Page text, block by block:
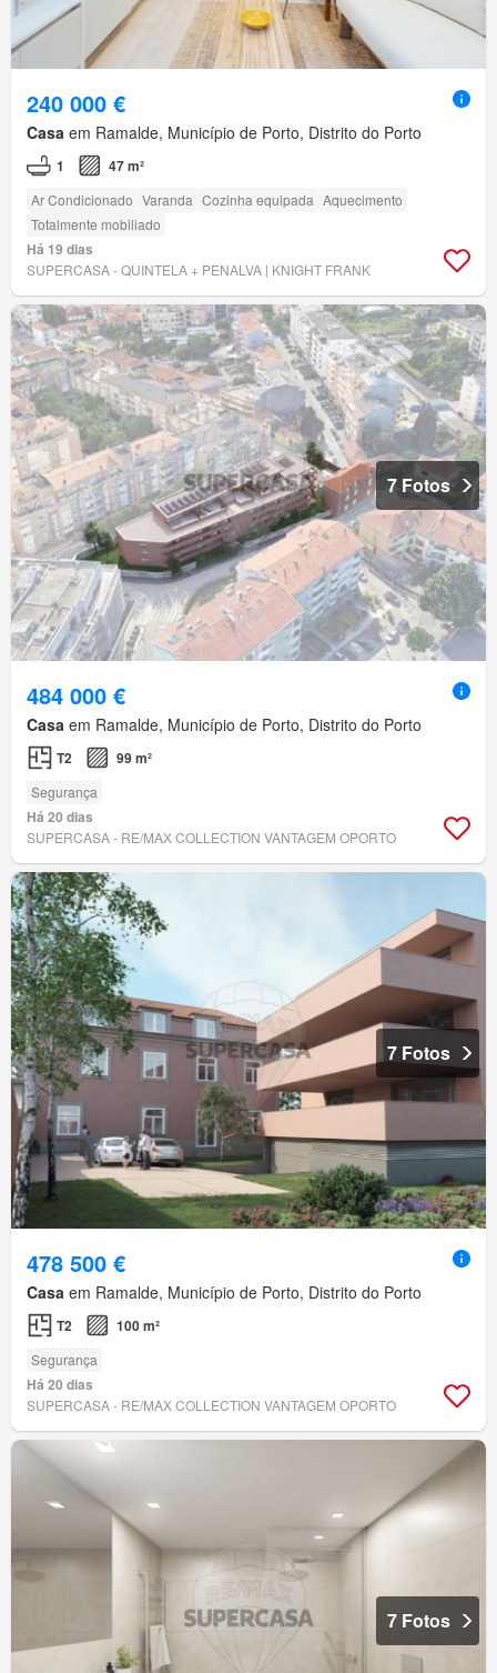
240 000 €
Casa em Ramalde, Município de Porto, Distrito do Porto
1 47 m²
Ar Condicionado Varanda Cozinha equipada Aquecimento
Totalmente mobiliado
Há 19 dias
SUPERCASA - QUINTELA + PENALVA | KNIGHT FRANK
7 Fotos
484 000 €
Casa em Ramalde, Município de Porto, Distrito do Porto
T2 99 m²
Segurança
Há 20 dias
SUPERCASA - RE/MAX COLLECTION VANTAGEM OPORTO
7 Fotos
478 500 €
Casa em Ramalde, Município de Porto, Distrito do Porto
T2 100 m²
Segurança
Há 20 dias
SUPERCASA - RE/MAX COLLECTION VANTAGEM OPORTO
7 Fotos